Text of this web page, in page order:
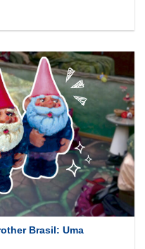
Brasil: Uma